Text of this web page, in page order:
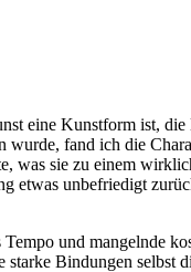
eine Kunstform ist,
fand ich die
sie zu einem
unbefriedigt
und
Bindungen selbst